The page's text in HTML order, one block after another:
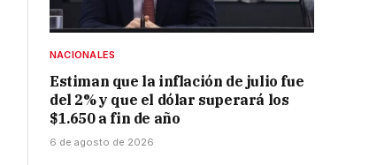
NACIONALES
Estiman que la inflación de julio fue
del 2% y que el dólar superará los
$1.650 a fin de año
6 de agosto de 2026